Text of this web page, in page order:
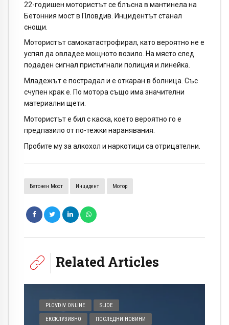
22-годишен мотористът се блъсна в мантинела на
Бетонния мост в Пловдив. Инцидентът станал
снощи.
Мотористът самокатастрофирал, като вероятно не е
успял да овладее мощното возило. На място след
подаден сигнал пристигнали полиция и линейка.
Младежът е пострадал и е откаран в болница. Със
счупен крак е. По мотора също има значителни
материални щети.
Мотористът е бил с каска, което вероятно го е
предпазило от по-тежки наранявания.
Пробите му за алкохол и наркотици са отрицателни.
Бетонен Мост Инцидент Мотор
Related Articles
PLOVDIV ONLINE SLIDE
ЕКСКЛУЗИВНО ПОСЛЕДНИ НОВИНИ